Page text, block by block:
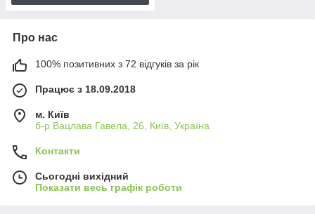
Про нас
100% позитивних з 72 відгуків за рік
Працює з 18.09.2018
м. Київ
б-р Вацлава Гавела, 26, Київ, Україна
Контакти
Сьогодні вихідний
Показати весь графік роботи